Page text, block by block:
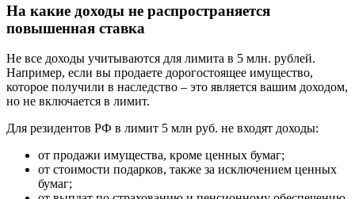
На какие доходы не распространяется
повышенная ставка
Не все доходы учитываются для лимита в 5 млн. рублей.
Например, если вы продаете дорогостоящее имущество,
которое получили в наследство – это является вашим доходом,
но не включается в лимит.
Для резидентов РФ в лимит 5 млн руб. не входят доходы:
от продажи имущества, кроме ценных бумаг;
от стоимости подарков, также за исключением ценных
бумаг;